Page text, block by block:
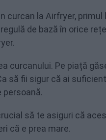
curcan la Airfryer,
de bază în orice
curcanului. Pe piață
să fii sigur că ai
persoană.
să te asiguri că
că e prea mare.